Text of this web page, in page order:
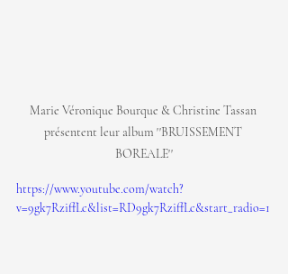
Marie Véronique Bourque & Christine Tassan
présentent leur album ''BRUISSEMENT
BOREALE''
https://www.youtube.com/watch?
v=9gk7RziffLc&list=RD9gk7RziffLc&start_radio=1